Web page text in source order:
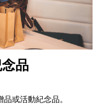
品
品或活動紀念品。